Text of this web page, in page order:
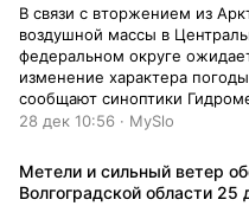
взлетит до отметок,
первой декады сентября –
– 19 градусов. Днем в среду
2-3 градуса ниже
термометры покажут от 5 до
тепла, а в ночь на четверг в
В связи с вторжением из
воздушной массы в
федеральном округе
изменение характера
сообщают синоптики
28 дек 10:56 · MySlo
Метели и сильный ветер
Волгоградской области 25